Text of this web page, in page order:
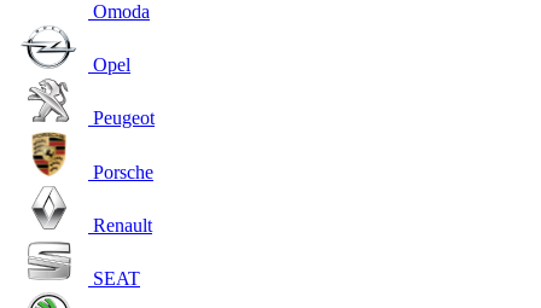
Omoda
Opel
Peugeot
Porsche
Renault
SEAT